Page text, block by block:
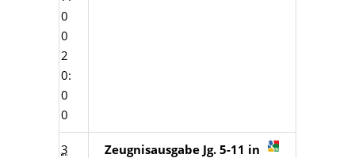
0
0
2
0:
0
0
3
Zeugnisausgabe Jg. 5-11 in